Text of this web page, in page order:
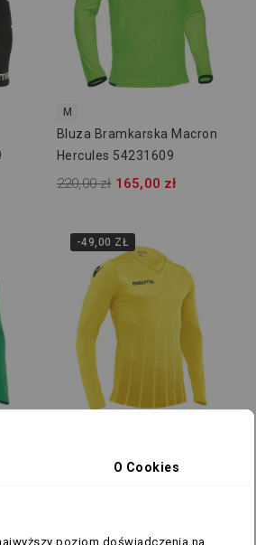
M
Bluza Bramkarska Macron
Hercules 54231609
220,00 zł 165,00 zł
-49,00 ZŁ
Gemini 542605
O Cookies
poziom doświadczenia na